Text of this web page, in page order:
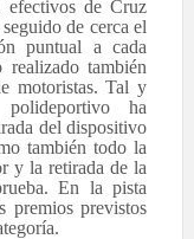
efectivos de Cruz
de cerca el
puntual a cada
también
motoristas. Tal y
ha
del dispositivo
también todo la
y la retirada de la
En la pista
premios previstos